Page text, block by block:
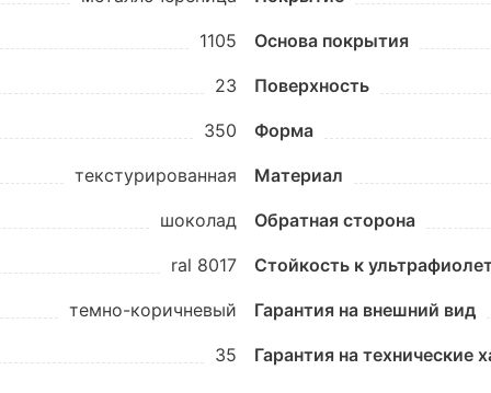
1105
23
350
текстурированная
шоколад
ral 8017
темно-коричневый
35
Основа покрытия
Поверхность
Форма
Материал
Обратная сторона
Стойкость к
Гарантия на внешний вид
Гарантия на технические